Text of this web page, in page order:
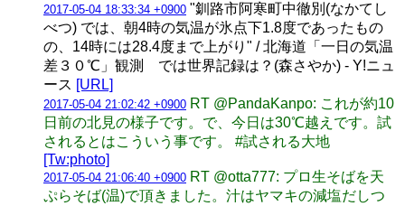
2017-05-04 18:33:34 +0900 "釧路市阿寒町中徹別(なかてし
べつ) では、朝4時の気温が氷点下1.8度であったもの
の、14時には28.4度まで上がり" / 北海道「一日の気温
差３０℃」観測 では世界記録は？(森さやか) - Y!ニュ
ース [URL]
2017-05-04 21:02:42 +0900 RT @PandaKanpo: これが約10
日前の北見の様子です。で、今日は30℃越えです。試
されるとはこういう事です。 #試される大地
[Tw:photo]
2017-05-04 21:06:40 +0900 RT @otta777: プロ生そばを天
ぷらそば(温)で頂きました。汁はヤマキの減塩だしつ